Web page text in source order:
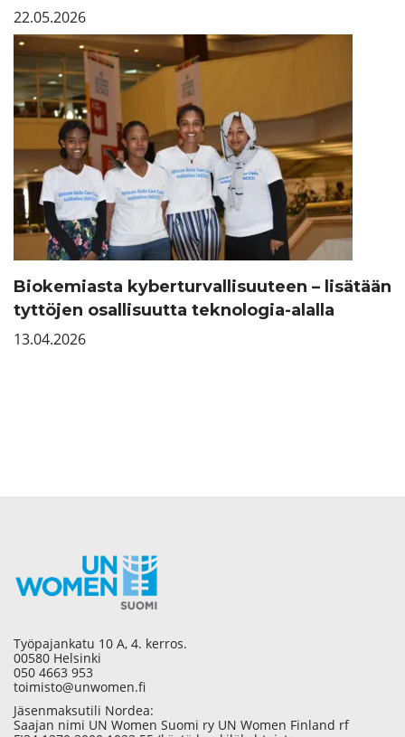
22.05.2026
Biokemiasta kyberturvallisuuteen – lisätään
tyttöjen osallisuutta teknologia-alalla
13.04.2026
Työpajankatu 10 A, 4. kerros.
00580 Helsinki
050 4663 953
toimisto@unwomen.fi
Jäsenmaksutili Nordea:
Saajan nimi UN Women Suomi ry UN Women Finland rf